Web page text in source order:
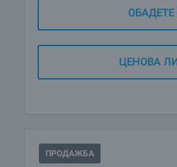
ОБАДЕТЕ
ЦЕНОВА
ПРОДАЖБА